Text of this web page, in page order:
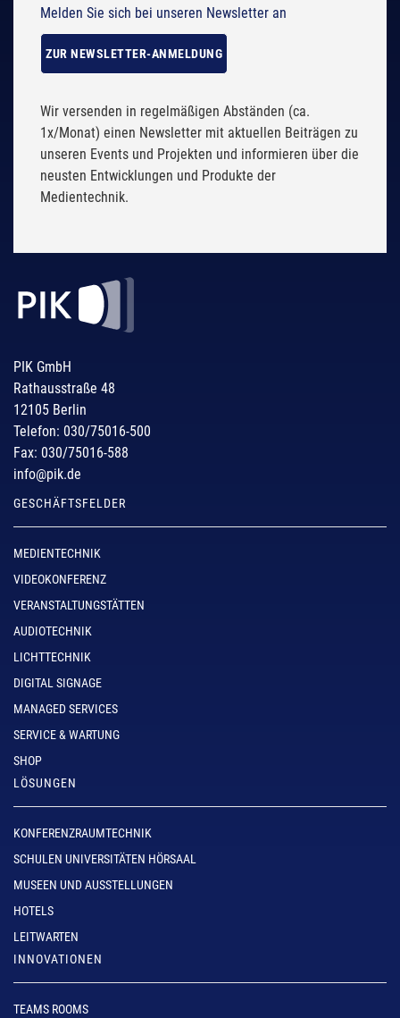
Melden Sie sich bei unseren Newsletter an
ZUR NEWSLETTER-ANMELDUNG
Wir versenden in regelmäßigen Abständen (ca.
1x/Monat) einen Newsletter mit aktuellen Beiträgen zu
unseren Events und Projekten und informieren über die
neusten Entwicklungen und Produkte der
Medientechnik.
PIK GmbH
Rathausstraße 48
12105 Berlin
Telefon: 030/75016-500
Fax: 030/75016-588
info@pik.de
GESCHÄFTSFELDER
MEDIENTECHNIK
VIDEOKONFERENZ
VERANSTALTUNGSTÄTTEN
AUDIOTECHNIK
LICHTTECHNIK
DIGITAL SIGNAGE
MANAGED SERVICES
SERVICE & WARTUNG
SHOP
LÖSUNGEN
KONFERENZRAUMTECHNIK
SCHULEN UNIVERSITÄTEN HÖRSAAL
MUSEEN UND AUSSTELLUNGEN
HOTELS
LEITWARTEN
INNOVATIONEN
TEAMS ROOMS